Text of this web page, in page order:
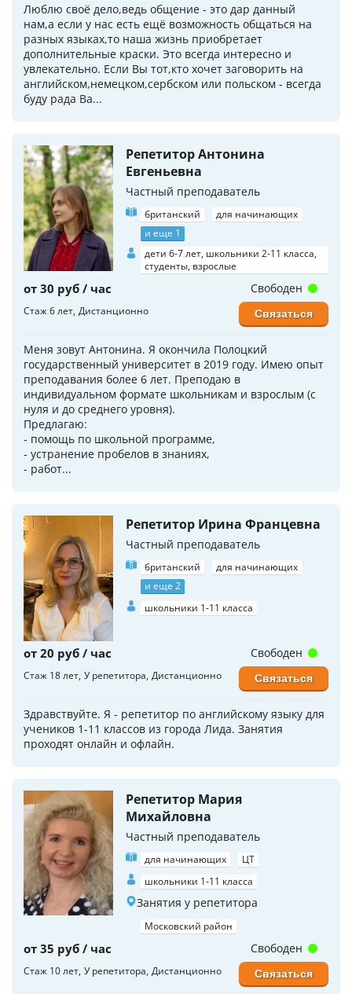
Люблю своё дело,ведь общение - это дар данный
нам,а если у нас есть ещё возможность общаться на
разных языках,то наша жизнь приобретает
дополнительные краски. Это всегда интересно и
увлекательно. Если Вы тот,кто хочет заговорить на
английском,немецком,сербском или польском - всегда
буду рада Ва...
Репетитор Антонина
Евгеньевна
Частный преподаватель
британский
для начинающих
и еще 1
дети 6-7 лет, школьники 2-11 класса,
студенты, взрослые
от 30 руб / час
Стаж 6 лет Дистанционно
Меня зовут Антонина. Я окончила Полоцкий
государственный университет в 2019 году. Имею опыт
преподавания более 6 лет. Преподаю в
индивидуальном формате школьникам и взрослым (с
нуля и до среднего уровня).
Предлагаю:
- помощь по школьной программе,
- устранение пробелов в знаниях,
- работ...
Свободен
Связаться
Репетитор Ирина Францевна
Частный преподаватель
британский
для начинающих
и еще 2
школьники 1-11 класса
от 20 руб / час
Стаж 18 лет У репетитора Дистанционно
Здравствуйте. Я - репетитор по английскому языку для
учеников 1-11 классов из города Лида. Занятия
проходят онлайн и офлайн.
Свободен
Связаться
Репетитор Мария
Михайловна
Частный преподаватель
для начинающих
ЦТ
школьники 1-11 класса
Занятия у репетитора
Московский район
от 35 руб / час
Стаж 10 лет У репетитора Дистанционно
Свободен
Связаться